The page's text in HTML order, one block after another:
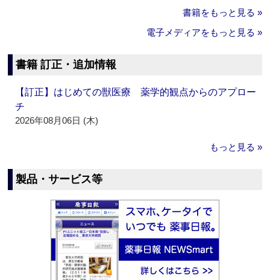
書籍をもっと見る »
電子メディアをもっと見る »
書籍 訂正・追加情報
【訂正】はじめての獣医療 薬学的観点からのアプロー
チ
2026年08月06日 (木)
もっと見る »
製品・サービス等